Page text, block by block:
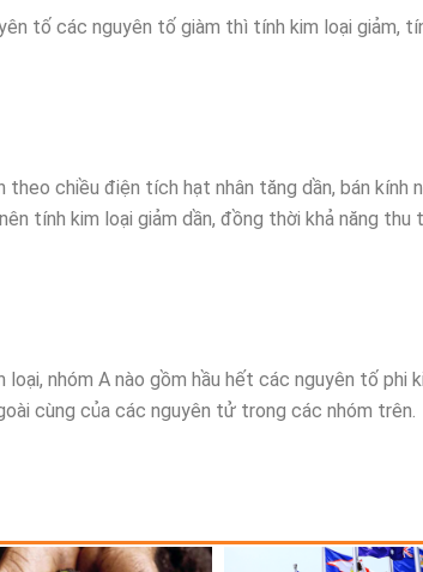
tố các nguyên tố giàm thì tính kim loại giảm,
chiều điện tích hạt nhân tăng dần, bán kính
tính kim loại giảm dần, đồng thời khả năng thu
nhóm A nào gồm hầu hết các nguyên tố phi
cùng của các nguyên tử trong các nhóm trên.